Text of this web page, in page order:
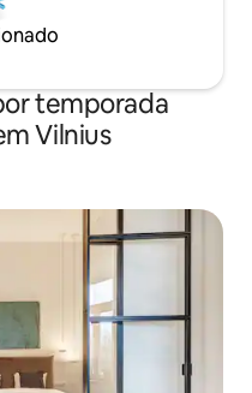
temporada
Vilnius
hóspedes